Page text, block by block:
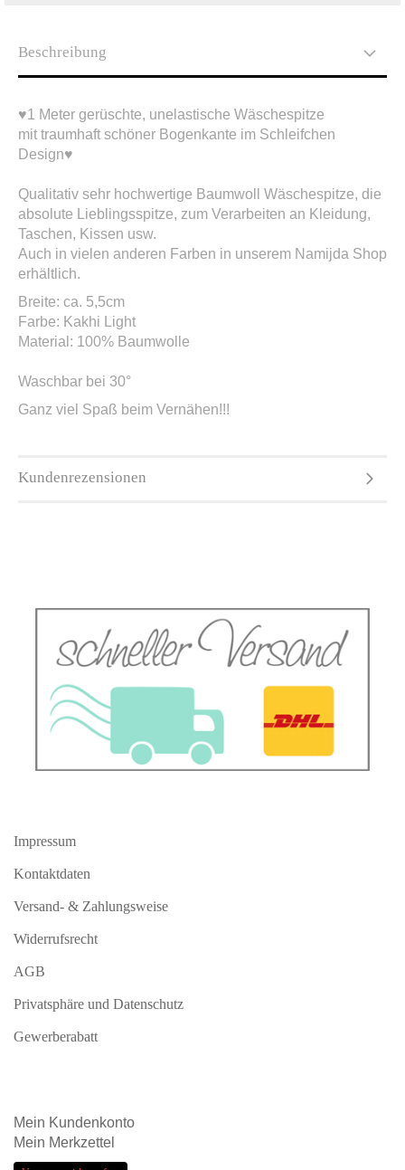
Beschreibung
♥1 Meter gerüschte, unelastische Wäschespitze
mit traumhaft schöner Bogenkante im Schleifchen
Design♥
Qualitativ sehr hochwertige Baumwoll Wäschespitze, die
absolute Lieblingsspitze, zum Verarbeiten an Kleidung,
Taschen, Kissen usw.
Auch in vielen anderen Farben in unserem Namijda Shop
erhältlich.
Breite: ca. 5,5cm
Farbe: Kakhi Light
Material: 100% Baumwolle
Waschbar bei 30°
Ganz viel Spaß beim Vernähen!!!
Kundenrezensionen
Impressum
Kontaktdaten
Versand- & Zahlungsweise
Widerrufsrecht
AGB
Privatsphäre und Datenschutz
Gewerberabatt
Mein Kundenkonto
Mein Merkzettel